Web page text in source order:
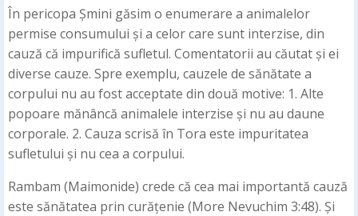
În pericopa Șmini găsim o enumerare a animalelor
permise consumului și a celor care sunt interzise, din
cauză că impurifică sufletul. Comentatorii au căutat și ei
diverse cauze. Spre exemplu, cauzele de sănătate a
corpului nu au fost acceptate din două motive: 1. Alte
popoare mănâncă animalele interzise și nu au daune
corporale. 2. Cauza scrisă în Tora este impuritatea
sufletului și nu cea a corpului.
Rambam (Maimonide) crede că cea mai importantă cauză
este sănătatea prin curățenie (More Nevuchim 3:48). Și